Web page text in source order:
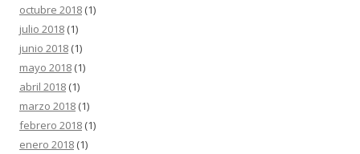
octubre 2018 (1)
julio 2018 (1)
junio 2018 (1)
mayo 2018 (1)
abril 2018 (1)
marzo 2018 (1)
febrero 2018 (1)
enero 2018 (1)